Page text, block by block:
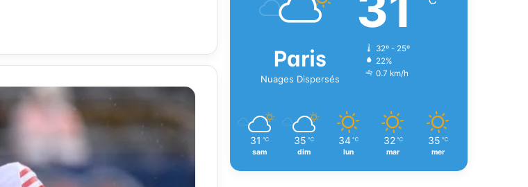
Paris
Nuages Dispersés
32º - 25º
22%
0.7 km/h
31 ℃
sam
35 ℃
dim
34 ℃
lun
32 ℃
mar
35 ℃
mer